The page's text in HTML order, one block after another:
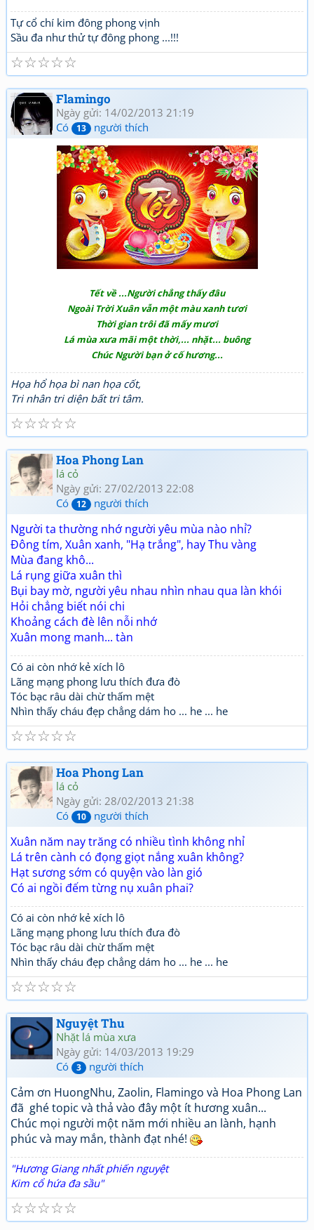
Tự cổ chí kim đông phong vịnh
Sầu đa như thử tự đông phong ...!!!
☆
☆
☆
☆
☆
Flamingo
Ngày gửi: 14/02/2013 21:19
Có
13 người thích
Tết về ...Người chẳng thấy đâu
Ngoài Trời Xuân vẫn một màu xanh tươi
Thời gian trôi đã mấy mươi
Lá mùa xưa mãi một thời,... nhặt... buông
Chúc Người bạn ở cố hương...
Họa hổ họa bì nan họa cốt,
Tri nhân tri diện bất tri tâm.
☆
☆
☆
☆
☆
Hoa Phong Lan
lá cỏ
Ngày gửi: 27/02/2013 22:08
Có
12 người thích
Người ta thường nhớ người yêu mùa nào nhỉ?
Đông tím, Xuân xanh, "Hạ trắng", hay Thu vàng
Mùa đang khô...
Lá rụng giữa xuân thì
Bụi bay mờ, người yêu nhau nhìn nhau qua làn khói
Hỏi chẳng biết nói chi
Khoảng cách đè lên nỗi nhớ
Xuân mong manh... tàn
Có ai còn nhớ kẻ xích lô
Lãng mạng phong lưu thích đưa đò
Tóc bạc râu dài chừ thấm mệt
Nhìn thấy cháu đẹp chẳng dám ho ... he ... he
☆
☆
☆
☆
☆
Hoa Phong Lan
lá cỏ
Ngày gửi: 28/02/2013 21:38
Có
10 người thích
Xuân năm nay trăng có nhiều tình không nhỉ
Lá trên cành có đọng giọt nắng xuân không?
Hạt sương sớm có quyện vào làn gió
Có ai ngồi đếm từng nụ xuân phai?
Có ai còn nhớ kẻ xích lô
Lãng mạng phong lưu thích đưa đò
Tóc bạc râu dài chừ thấm mệt
Nhìn thấy cháu đẹp chẳng dám ho ... he ... he
☆
☆
☆
☆
☆
Nguyệt Thu
Nhặt lá mùa xưa
Ngày gửi: 14/03/2013 19:29
Có
3 người thích
Cảm ơn HuongNhu, Zaolin, Flamingo và Hoa Phong Lan
đã ghé topic và thả vào đây một ít hương xuân...
Chúc mọi người một năm mới nhiều an lành, hạnh
phúc và may mắn, thành đạt nhé!
"Hương Giang nhất phiến nguyệt
Kim cổ hứa đa sầu"
☆
☆
☆
☆
☆